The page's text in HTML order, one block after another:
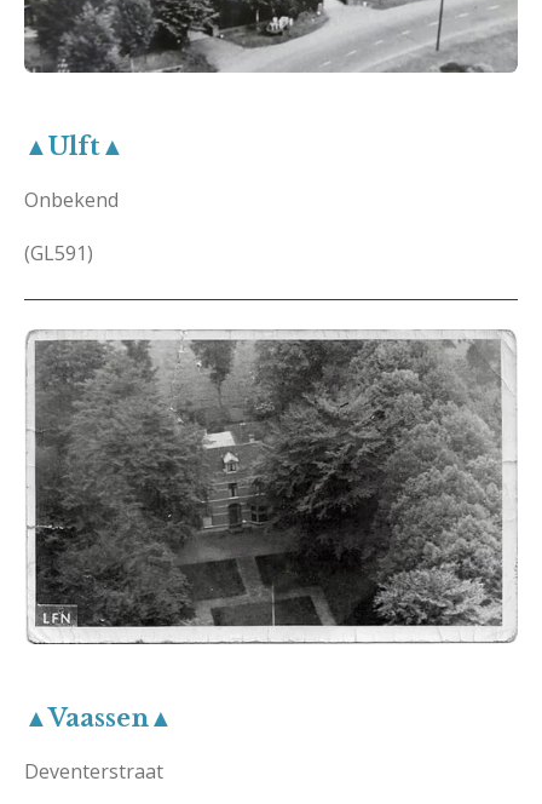
▲Ulft▲
Onbekend
(GL591)
▲Vaassen▲
Deventerstraat